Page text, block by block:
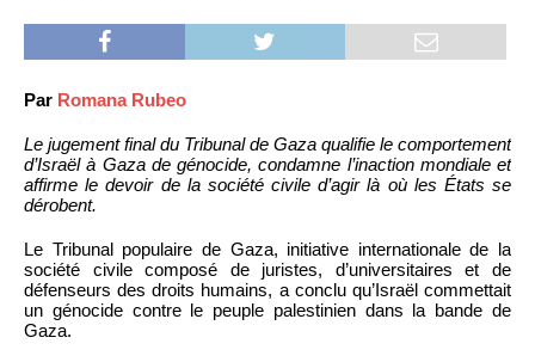
Par Romana Rubeo
Le jugement final du Tribunal de Gaza qualifie le comportement
d’Israël à Gaza de génocide, condamne l’inaction mondiale et
affirme le devoir de la société civile d’agir là où les États se
dérobent.
Le Tribunal populaire de Gaza, initiative internationale de la
société civile composé de juristes, d’universitaires et de
défenseurs des droits humains, a conclu qu’Israël commettait
un génocide contre le peuple palestinien dans la bande de
Gaza.